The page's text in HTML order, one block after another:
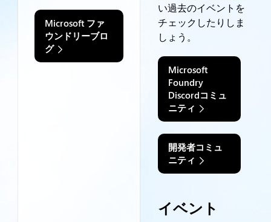
Microsoft ファ
ウンドリーブロ
グ
い過去のイベントを
チェックしたりしま
しょう。
Microsoft
Foundry
Discordコミュ
ニティ
開発者コミュ
ニティ
イベント